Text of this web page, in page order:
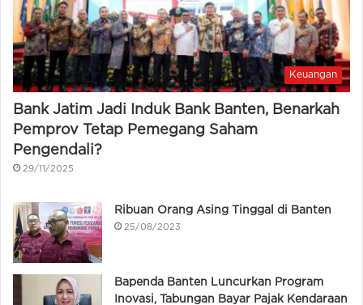
Keuangan
Bank Jatim Jadi Induk Bank Banten, Benarkah
Pemprov Tetap Pemegang Saham
Pengendali?
29/11/2025
Ribuan Orang Asing Tinggal di Banten
25/08/2023
Bapenda Banten Luncurkan Program
Inovasi, Tabungan Bayar Pajak Kendaraan